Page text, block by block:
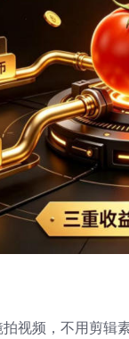
视频，不用剪辑